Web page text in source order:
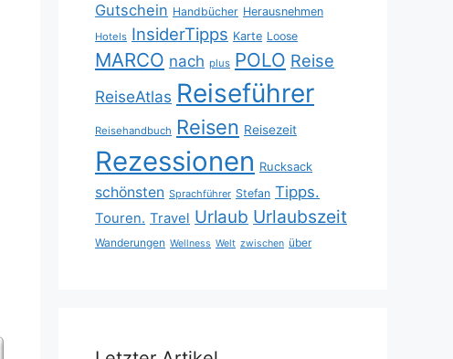
Gutschein Handbücher Herausnehmen
Hotels InsiderTipps Karte Loose
MARCO nach plus POLO Reise
ReiseAtlas Reiseführer
Reisehandbuch Reisen Reisezeit
Rezessionen Rucksack
schönsten Sprachführer Stefan Tipps.
Touren. Travel Urlaub Urlaubszeit
Wanderungen Wellness Welt zwischen über